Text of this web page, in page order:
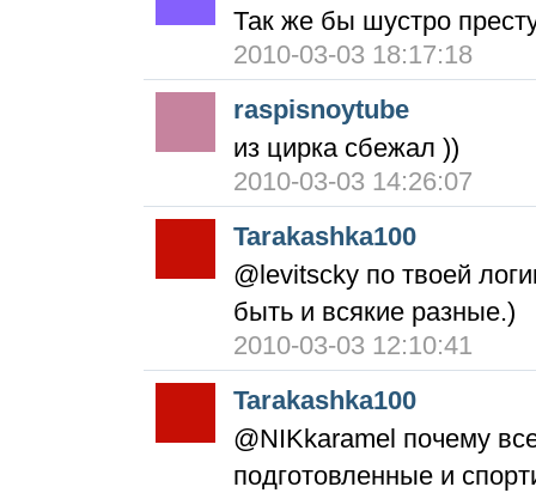
Так же бы шустро
2010-03-03 18:17:18
raspisnoytube
из цирка сбежал ))
2010-03-03 14:26:07
Tarakashka100
@levitscky по твоей
быть и всякие разные.)
2010-03-03 12:10:41
Tarakashka100
@NIKkaramel почему
подготовленные и